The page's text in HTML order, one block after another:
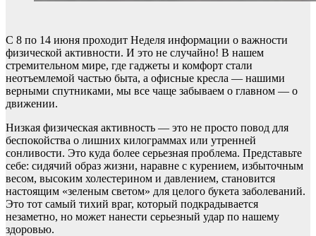
С 8 по 14 июня проходит Неделя информации о важности
физической активности. И это не случайно! В нашем
стремительном мире, где гаджеты и комфорт стали
неотъемлемой частью быта, а офисные кресла — нашими
верными спутниками, мы все чаще забываем о главном — о
движении.
Низкая физическая активность — это не просто повод для
беспокойства о лишних килограммах или утренней
сонливости. Это куда более серьезная проблема. Представьте
себе: сидячий образ жизни, наравне с курением, избыточным
весом, высоким холестерином и давлением, становится
настоящим «зеленым светом» для целого букета заболеваний.
Это тот самый тихий враг, который подкрадывается
незаметно, но может нанести серьезный удар по нашему
здоровью.